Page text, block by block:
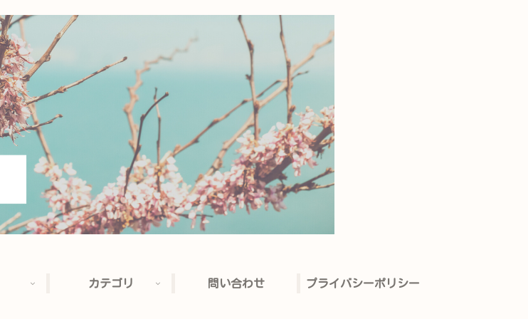
カテゴリ 問い合わせ プライバシーポリシー